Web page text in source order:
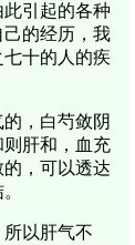
引起的各种
的经历，我
十的人的疾
，白芍敛阴
肝和，血充
，可以透达
以肝气不